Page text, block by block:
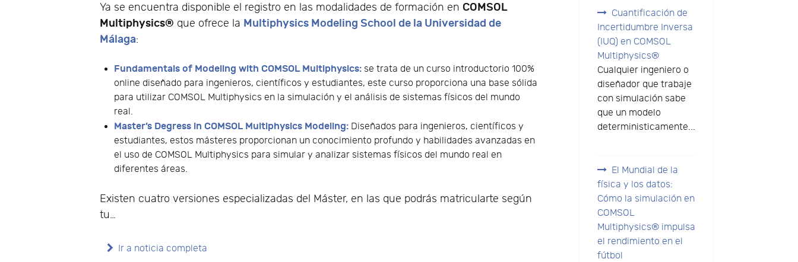
Ya se encuentra disponible el registro en las modalidades de formación en COMSOL
Multiphysics® que ofrece la Multiphysics Modeling School de la Universidad de
Málaga:
Fundamentals of Modeling with COMSOL Multiphysics: se trata de un curso introductorio 100%
online diseñado para ingenieros, científicos y estudiantes, este curso proporciona una base sólida
para utilizar COMSOL Multiphysics en la simulación y el análisis de sistemas físicos del mundo
real.
Master’s Degress in COMSOL Multiphysics Modeling: Diseñados para ingenieros, científicos y
estudiantes, estos másteres proporcionan un conocimiento profundo y habilidades avanzadas en
el uso de COMSOL Multiphysics para simular y analizar sistemas físicos del mundo real en
diferentes áreas.
Existen cuatro versiones especializadas del Máster, en las que podrás matricularte según
tu…
Ir a noticia completa
Cuantificación de
Incertidumbre Inversa
(IUQ) en COMSOL
Multiphysics®
Cualquier ingeniero o
diseñador que trabaje
con simulación sabe
que un modelo
deterministicamente...
El Mundial de la
física y los datos:
Cómo la simulación en
COMSOL
Multiphysics® impulsa
el rendimiento en el
fútbol